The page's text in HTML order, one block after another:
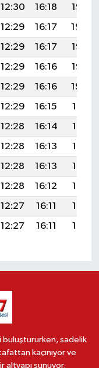
12:30 16:18
19:26
12:29 16:17
19:24
12:29 16:17
19:23
12:29 16:16
19:22
12:29 16:16
19:20
12:29 16:15
19:19
12:28 16:14
19:18
12:28 16:13
19:16
12:28 16:13
19:15
12:28 16:12
19:13
12:27 16:11
19:12
12:27 16:11 19:10
buluştururken, sadelik
kaçınıyor ve
altyapı sunuyor.